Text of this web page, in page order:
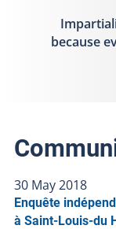
because
30 May 2018
Enquête
à Saint-Louis-du